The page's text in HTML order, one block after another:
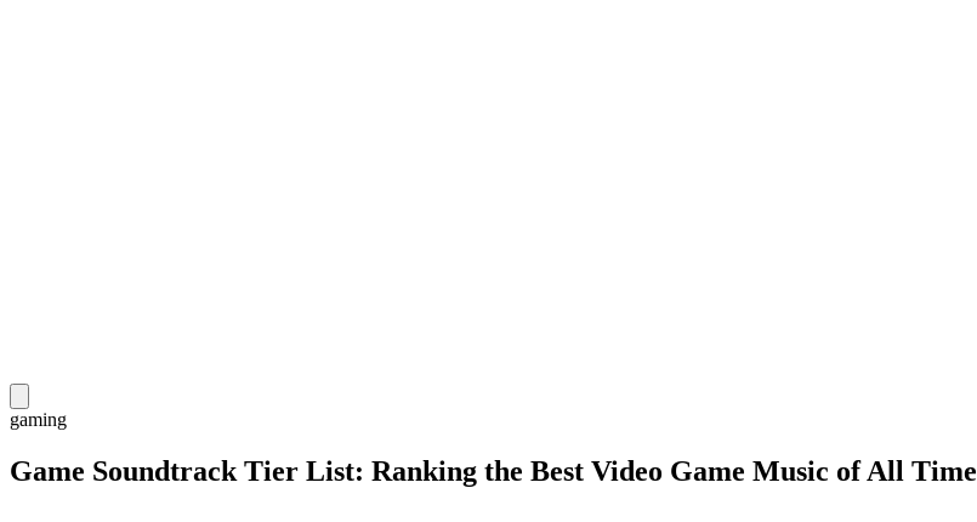
gaming
Game Soundtrack Tier List: Ranking the Best Video Game Music of All Time